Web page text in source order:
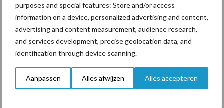
purposes and special features: Store and/or access
information on a device, personalized advertising and content,
advertising and content measurement, audience research,
and services development, precise geolocation data, and
identification through device scanning.
Aanpassen Alles afwijzen Alles accepteren
Aanbevolen voor jou!
ForFarmers ziet volume en
markt